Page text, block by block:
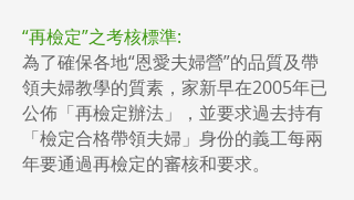
“再檢定”之考核標準:
為了確保各地“恩愛夫婦營”的品質及帶
領夫婦教學的質素，家新早在2005年已
公佈「再檢定辦法」，並要求過去持有
「檢定合格帶領夫婦」身份的義工每兩
年要通過再檢定的審核和要求。